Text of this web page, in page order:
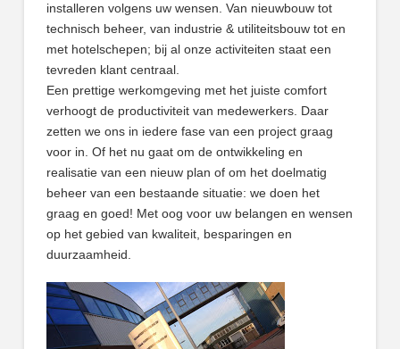
installeren volgens uw wensen. Van nieuwbouw tot
technisch beheer, van industrie & utiliteitsbouw tot en
met hotelschepen; bij al onze activiteiten staat een
tevreden klant centraal.
Een prettige werkomgeving met het juiste comfort
verhoogt de productiviteit van medewerkers. Daar
zetten we ons in iedere fase van een project graag
voor in. Of het nu gaat om de ontwikkeling en
realisatie van een nieuw plan of om het doelmatig
beheer van een bestaande situatie: we doen het
graag en goed! Met oog voor uw belangen en wensen
op het gebied van kwaliteit, besparingen en
duurzaamheid.